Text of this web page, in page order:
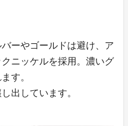
ーやゴールドは避け、ア
ニッケルを採用。濃いグ
す。
出しています。